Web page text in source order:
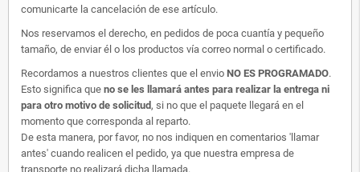
comunicarte la cancelación de ese artículo.
Nos reservamos el derecho, en pedidos de poca cuantía y pequeño
tamaño, de enviar él o los productos vía correo normal o certificado.
Recordamos a nuestros clientes que el envio NO ES PROGRAMADO.
Esto significa que no se les llamará antes para realizar la entrega ni
para otro motivo de solicitud, si no que el paquete llegará en el
momento que corresponda al reparto.
De esta manera, por favor, no nos indiquen en comentarios 'llamar
antes' cuando realicen el pedido, ya que nuestra empresa de
transporte no realizará dicha llamada.